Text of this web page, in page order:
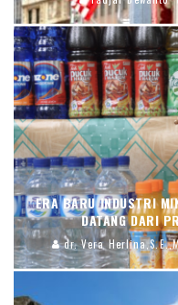
ERA BARU INDUSTRI
DATANG DARI
dr. Vera